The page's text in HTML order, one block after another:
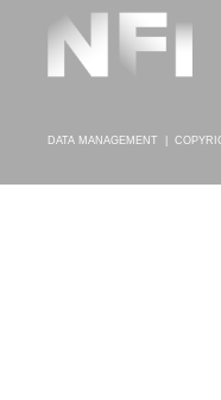
DATA MANAGEMENT